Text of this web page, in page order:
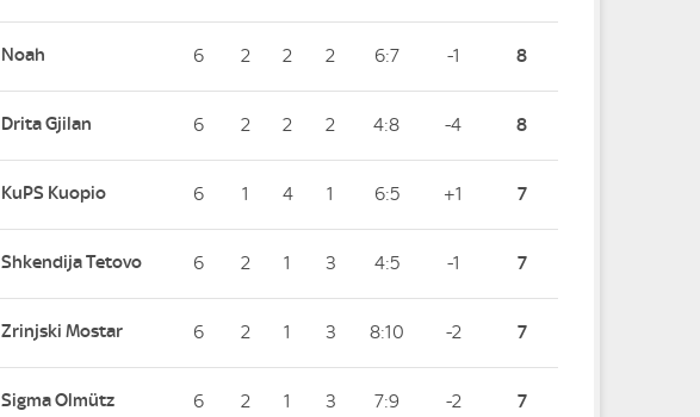
Noah 6 2 2 2 6:7 -1 8
Drita Gjilan 6 2 2 2 4:8 -4 8
KuPS Kuopio 6 1 4 1 6:5 +1 7
Shkendija Tetovo 6 2 1 3 4:5 -1 7
Zrinjski Mostar 6 2 1 3 8:10 -2 7
Sigma Olmütz 6 2 1 3 7:9 -2 7